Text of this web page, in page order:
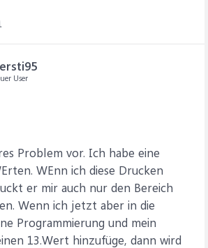
User
Problem vor. Ich habe eine
WEnn ich diese Drucken
er mir auch nur den Bereich
Wenn ich jetzt aber in die
Programmierung und mein
13.Wert hinzufüge, dann wird